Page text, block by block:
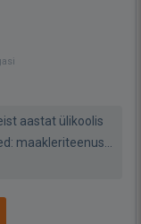
aastat ülikoolis
maakleriteenus...